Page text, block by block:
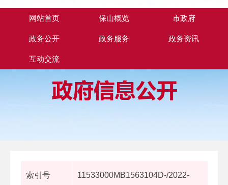
网站首页 保山概览 市政府
政务公开 政务服务 政务资讯
互动交流
索引号 11533000MB1563104D-/2022-